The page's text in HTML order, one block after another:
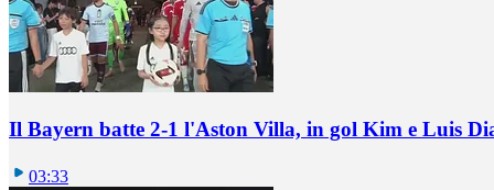
Il Bayern batte 2-1 l'Aston Villa, in gol Kim e Luis
03:33